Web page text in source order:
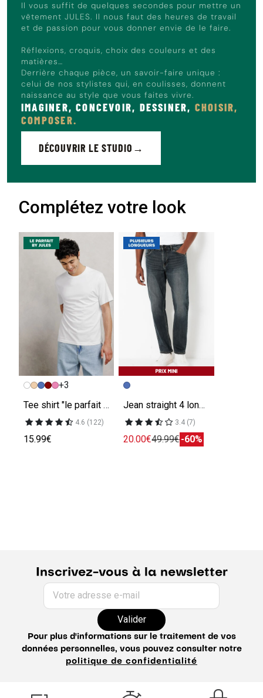
Il vous suffit de quelques secondes pour mettre un
vêtement JULES. Il nous faut des heures de travail
et de passion pour vous donner envie de le faire.
Réflexions, croquis, choix des couleurs et des
matières…
Derrière chaque pièce, un savoir-faire unique :
celui de nos stylistes qui, en coulisses, donnent
naissance au style que vous faites vivre.
IMAGINER, CONCEVOIR, DESSINER, CHOISIR,
COMPOSER.
DÉCOUVRIR LE STUDIO
Complétez votre look
+3
Tee shirt "le parfait by JULES"
4.6 (122)
15.99€
Jean straight 4 longueurs
3.4 (7)
20.00€49.99€-60%
Inscrivez-vous à la newsletter
Votre adresse e-mail
Valider
Pour plus d'informations sur le traitement de vos
données personnelles, vous pouvez consulter notre
politique de confidentialité